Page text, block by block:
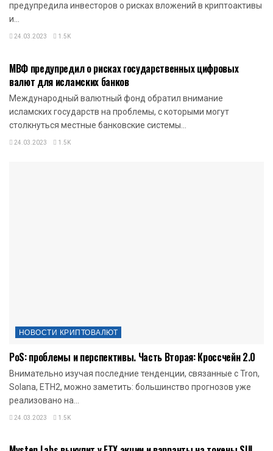
предупредила инвесторов о рисках вложений в криптоактивы
и...
24.03.2023 1.5K
МВФ предупредил о рисках государственных цифровых
валют для исламских банков
Международный валютный фонд обратил внимание
исламских государств на проблемы, с которыми могут
столкнуться местные банковские системы...
24.03.2023 1.5K
НОВОСТИ КРИПТОВАЛЮТ
PoS: проблемы и перспективы. Часть Вторая: Кроссчейн 2.0
Внимательно изучая последние тенденции, связанные с Tron,
Solana, ETH2, можно заметить: большинство прогнозов уже
реализовано на...
24.03.2023 1.5K